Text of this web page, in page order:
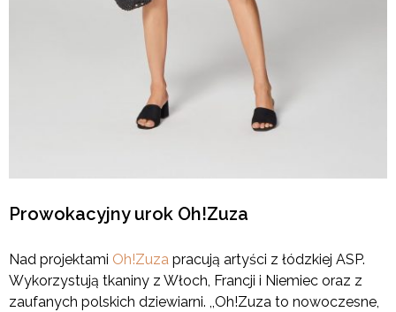
Prowokacyjny urok Oh!Zuza
Nad projektami Oh!Zuza pracują artyści z łódzkiej ASP.
Wykorzystują tkaniny z Włoch, Francji i Niemiec oraz z
zaufanych polskich dziewiarni. ,,Oh!Zuza to nowoczesne,